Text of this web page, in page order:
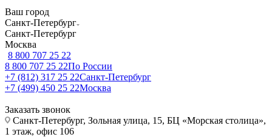
Ваш город
Санкт-Петербург
Санкт-Петербург
Москва
8 800 707 25 22
8 800 707 25 22По России
+7 (812) 317 25 22Санкт-Петербург
+7 (499) 450 25 22Москва
Заказать звонок
Санкт-Петербург, Зольная улица, 15, БЦ «Морская столица»,
1 этаж, офис 106